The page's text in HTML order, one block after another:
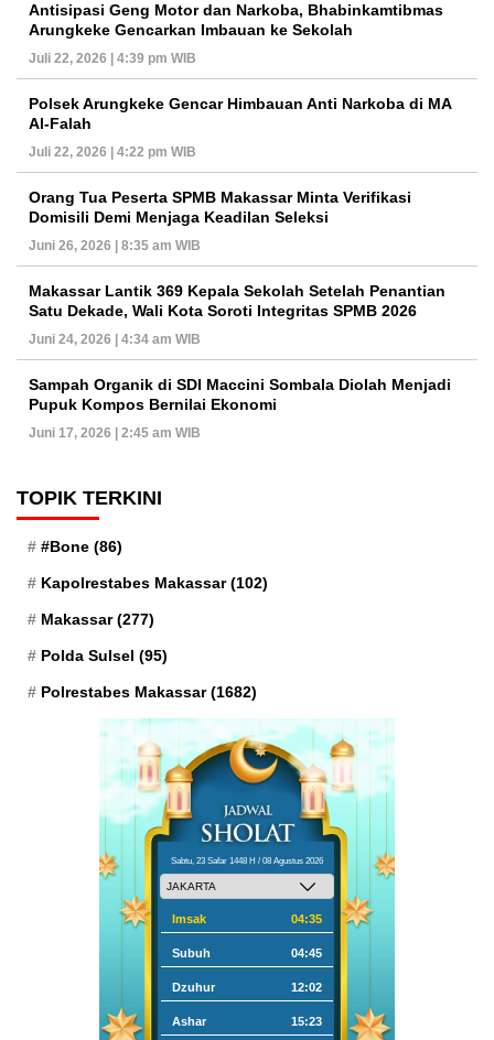
Antisipasi Geng Motor dan Narkoba, Bhabinkamtibmas
Arungkeke Gencarkan Imbauan ke Sekolah
Juli 22, 2026 | 4:39 pm WIB
Polsek Arungkeke Gencar Himbauan Anti Narkoba di MA
Al-Falah
Juli 22, 2026 | 4:22 pm WIB
Orang Tua Peserta SPMB Makassar Minta Verifikasi
Domisili Demi Menjaga Keadilan Seleksi
Juni 26, 2026 | 8:35 am WIB
Makassar Lantik 369 Kepala Sekolah Setelah Penantian
Satu Dekade, Wali Kota Soroti Integritas SPMB 2026
Juni 24, 2026 | 4:34 am WIB
Sampah Organik di SDI Maccini Sombala Diolah Menjadi
Pupuk Kompos Bernilai Ekonomi
Juni 17, 2026 | 2:45 am WIB
TOPIK TERKINI
#Bone (86)
Kapolrestabes Makassar(102)
Makassar(277)
Polda Sulsel (95)
Polrestabes Makassar(1682)
Sabtu, 23 Safar 1448 H / 08 Agustus 2026
Imsak 04:35
Subuh 04:45
Dzuhur 12:02
Ashar 15:23